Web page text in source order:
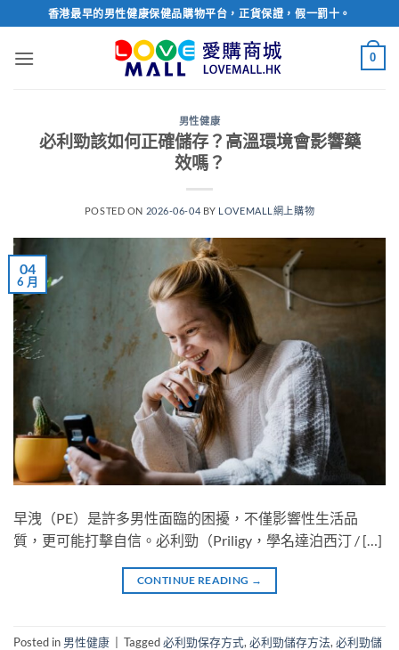
to
content
香港最早的男性健康保健品購物平台，正貨保證，假一罰十。
0
男性健康
必利勁該如何正確儲存？高溫環境會影響藥
效嗎？
POSTED ON 2026-06-04 BY LOVEMALL網上購物
04
6 月
早洩（PE）是許多男性面臨的困擾，不僅影響性生活品
質，更可能打擊自信。必利勁（Priligy，學名達泊西汀 / […]
CONTINUE READING →
Posted in 男性健康 Tagged必利勁保存方式, 必利勁儲存方法, 必利勁儲